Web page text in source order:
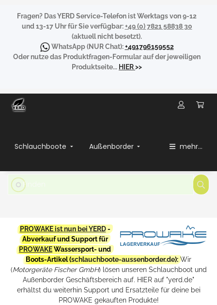
Fragen? Das YERD Service-Telefon ist Werktags von 9-12
und 13-17 Uhr für Sie verfügbar:+49 (0) 7821 58838 30
(aktuell nicht besetzt).
WhatsApp(NUR Chat):+491796159552
Oder nutze das Produktfragen-Formular auf der jeweiligen
Produktseite... HIER>>
Schlauchboote Außenborder mehr...
PROWAKE ist nun bei YERD-
Abverkauf und Support für
PROWAKEWassersport- und
Boots-Artikel (schlauchboote-aussenborder.de): Wir
(Motorgeräte Fischer GmbH) lösen unseren Schlauchboot und
Außenborder Geschäftsbereich auf. HIER auf "yerd.de"
erhältst du weiterhin Support und Ersatzteile für deine bei
PROWAKE gekauften Produkte!